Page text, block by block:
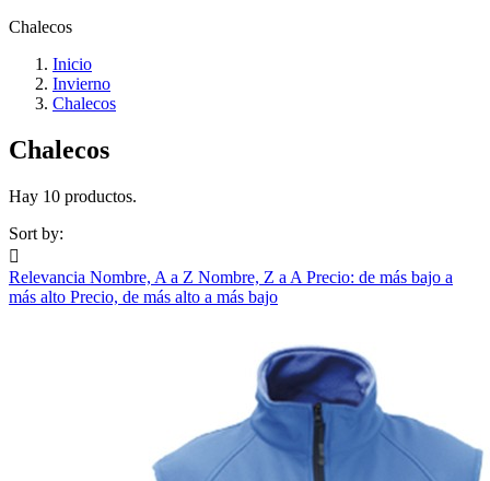
Chalecos
Inicio
Invierno
Chalecos
Chalecos
Hay 10 productos.
Sort by:

Relevancia Nombre, A a Z Nombre, Z a A Precio: de más bajo a
más alto Precio, de más alto a más bajo